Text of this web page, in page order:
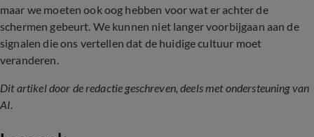
maar we moeten ook oog hebben voor wat er achter de
schermen gebeurt. We kunnen niet langer voorbijgaan aan de
signalen die ons vertellen dat de huidige cultuur moet
veranderen.
Dit artikel door de redactie geschreven, deels met ondersteuning van
AI.